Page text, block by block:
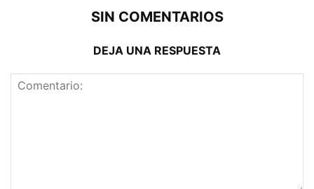
SIN COMENTARIOS
DEJA UNA RESPUESTA